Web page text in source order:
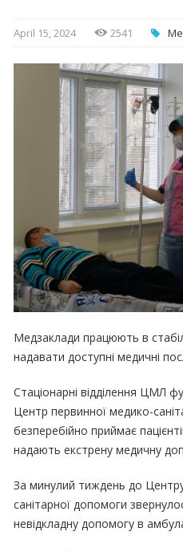
April 15, 2024 2541
Медзаклади працюють в
надавати доступні медичні
Стаціонарні відділення ЦМЛ
Центр первинної медико-
безперебійно приймає
надають екстрену медичну
За минулий тиждень до
санітарної допомоги
невідкладну допомогу в